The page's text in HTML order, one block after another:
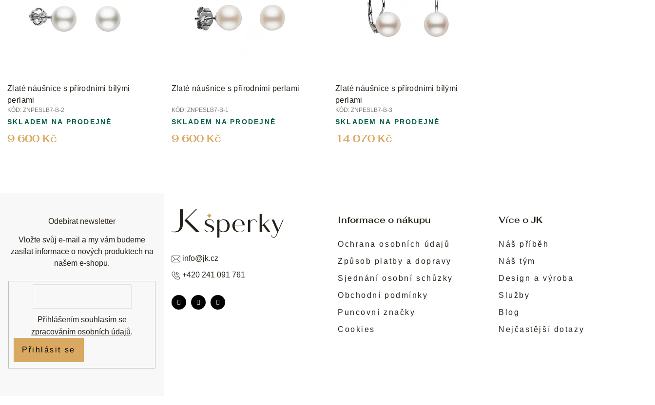
Zlaté náušnice s přírodními bílými
perlami
KÓD: ZNPESLB7-B-2
9 600 Kč
SKLADEM NA PRODEJNĚ
Zlaté náušnice s přírodními perlami
KÓD: ZNPESLB7-B-1
9 600 Kč
SKLADEM NA PRODEJNĚ
Zlaté náušnice s přírodními bílými
perlami
KÓD: ZNPESLB7-B-3
14 070 Kč
SKLADEM NA PRODEJNĚ
Informace o nákupu
Ochrana osobních údajů
Způsob platby a dopravy
Sjednání osobní schůzky
Obchodní podmínky
Puncovní značky
Cookies
Více o JK
Náš příběh
Náš tým
Design a výroba
Služby
Blog
Nejčastější dotazy
info@jk.cz
+420 241 091 761
Odebírat newsletter
Vložte svůj e-mail a my vám budeme
zasílat informace o nových produktech na
našem e-shopu.
Přihlášením souhlasím se
zpracováním osobních údajů.
Přihlásit se